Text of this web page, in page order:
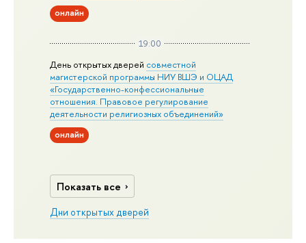
онлайн
19:00
День открытых дверей совместной
магистерской программы НИУ ВШЭ и ОЦАД
«Государственно-конфессиональные
отношения. Правовое регулирование
деятельности религиозных объединений»
онлайн
Показать все
Дни открытых дверей